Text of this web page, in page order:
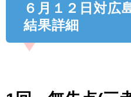
６月１２日対広
結果詳細